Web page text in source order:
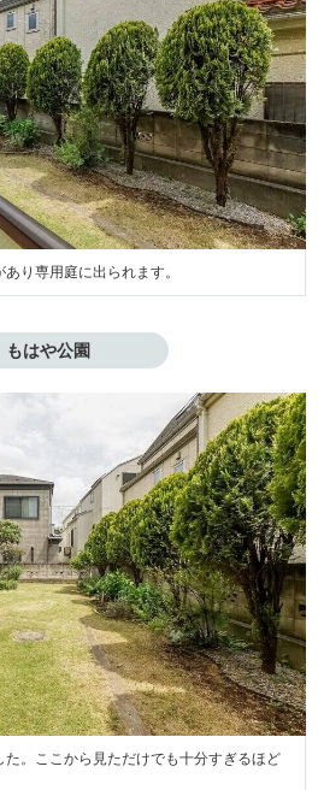
り専用庭に出られます。
もはや公園
。ここから見ただけでも十分すぎるほど